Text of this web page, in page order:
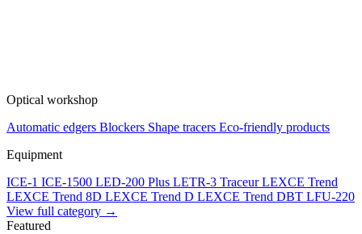
Optical workshop
Automatic edgers Blockers Shape tracers Eco-friendly products
Equipment
ICE-1 ICE-1500 LED-200 Plus LETR-3 Traceur LEXCE Trend
LEXCE Trend 8D LEXCE Trend D LEXCE Trend DBT LFU-220
View full category →
Featured